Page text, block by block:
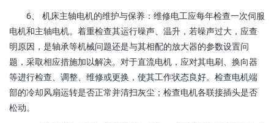
6、 机床主轴电机的维护与保养：维修电工应每年检查一次伺服
电机和主轴电机。着重检查其运行噪声、温升，若噪声过大，应查
明原因，是轴承等机械问题还是与其相配的放大器的参数设置问
题，采取相应措施加以解决。对于直流电机，应对其电刷、换向器
等进行检查、调整、维修或更换，使其工作状态良好。检查电机端
部的冷却风扇运转是否正常并清扫灰尘；检查电机各联接插头是否
松动。